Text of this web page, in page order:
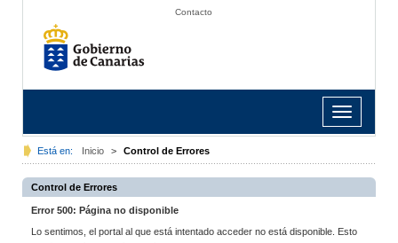
Contacto
Toggle
navigation
Está en: Inicio > Control de Errores
Control de Errores
Error 500: Página no disponible
Lo sentimos, el portal al que está intentado acceder no está disponible. Esto